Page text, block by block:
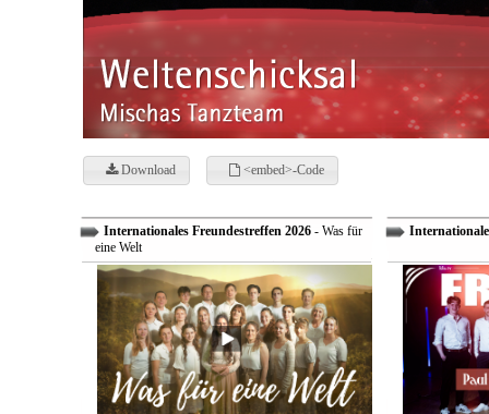
Download <embed>-Code
Internationales Freundestreffen 2026- Was für
eine Welt